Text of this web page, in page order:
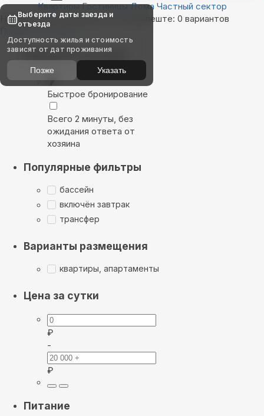
Квартиры Гостиницы Дома Частный сектор
Найдём, где остановиться в Будапеште: 0 вариантов
Показать на карте
Выбирайте лучшее
Быстрое бронирование
Всего 2 минуты, без
ожидания ответа от
хозяина
Популярные фильтры
бассейн
включён завтрак
трансфер
Варианты размещения
квартиры, апартаменты
Цена за сутки
₽
-
₽
Питание
Выберите даты заезда и
отъезда
Доступность жилья и стоимость
зависят от дат проживания
Позже Указать